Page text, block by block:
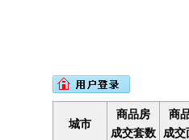
城市
商品房
成交套数
商
成交